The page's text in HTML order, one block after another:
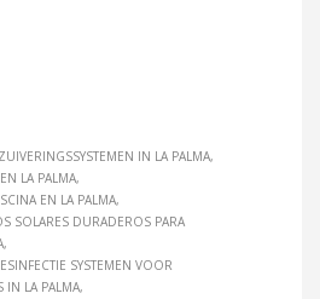
IN LA PALMA
LA PALMA
EN LA PALMA
SOLARES DURADEROS PARA
SYSTEMEN VOOR
IN LA PALMA